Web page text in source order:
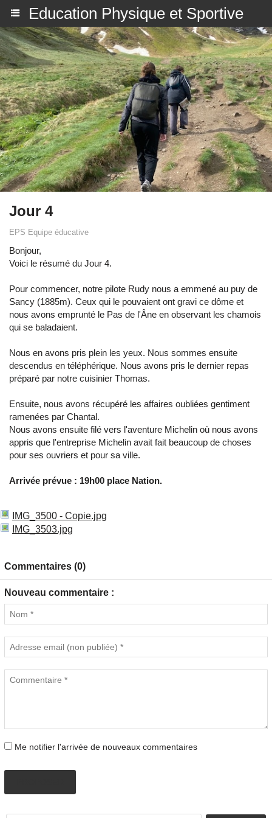
Education Physique et Sportive
Jour 4
EPS Equipe éducative
Bonjour,
Voici le résumé du Jour 4.
Pour commencer, notre pilote Rudy nous a emmené au puy de
Sancy (1885m). Ceux qui le pouvaient ont gravi ce dôme et
nous avons emprunté le Pas de l'Âne en observant les chamois
qui se baladaient.
Nous en avons pris plein les yeux. Nous sommes ensuite
descendus en téléphérique. Nous avons pris le dernier repas
préparé par notre cuisinier Thomas.
Ensuite, nous avons récupéré les affaires oubliées gentiment
ramenées par Chantal.
Nous avons ensuite filé vers l'aventure Michelin où nous avons
appris que l'entreprise Michelin avait fait beaucoup de choses
pour ses ouvriers et pour sa ville.
Arrivée prévue : 19h00 place Nation.
IMG_3500 - Copie.jpg
IMG_3503.jpg
Commentaires (0)
Nouveau commentaire :
Me notifier l'arrivée de nouveaux commentaires